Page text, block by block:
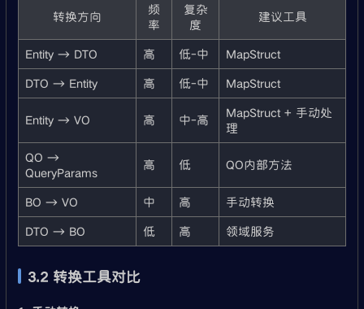
转换方向
频
率
复杂
度
建议工具
Entity → DTO 高 低-中
MapStruct
DTO → Entity
高 低-中 MapStruct
Entity → VO 高 中-高
MapStruct + 手动处
理
QO →
QueryParams
高 低 QO内部方法
BO → VO 中 高
手动转换
DTO → BO
低 高 领域服务
3.2 转换工具对比